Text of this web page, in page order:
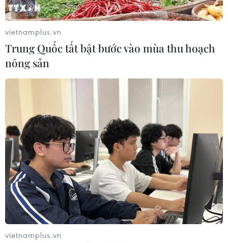
vietnamplus.vn
Trung Quốc tất bật bước vào mùa thu hoạch
nông sản
vietnamplus.vn